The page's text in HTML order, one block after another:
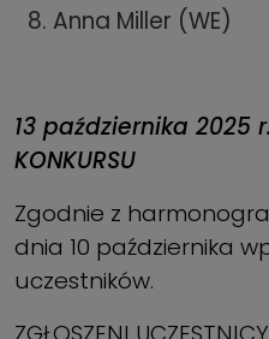
Anna Miller (WE)
13 października 2025
KONKURSU
Zgodnie z
dnia 10 października
uczestników.